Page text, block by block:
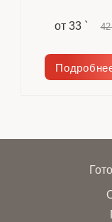
от 33 ` 42